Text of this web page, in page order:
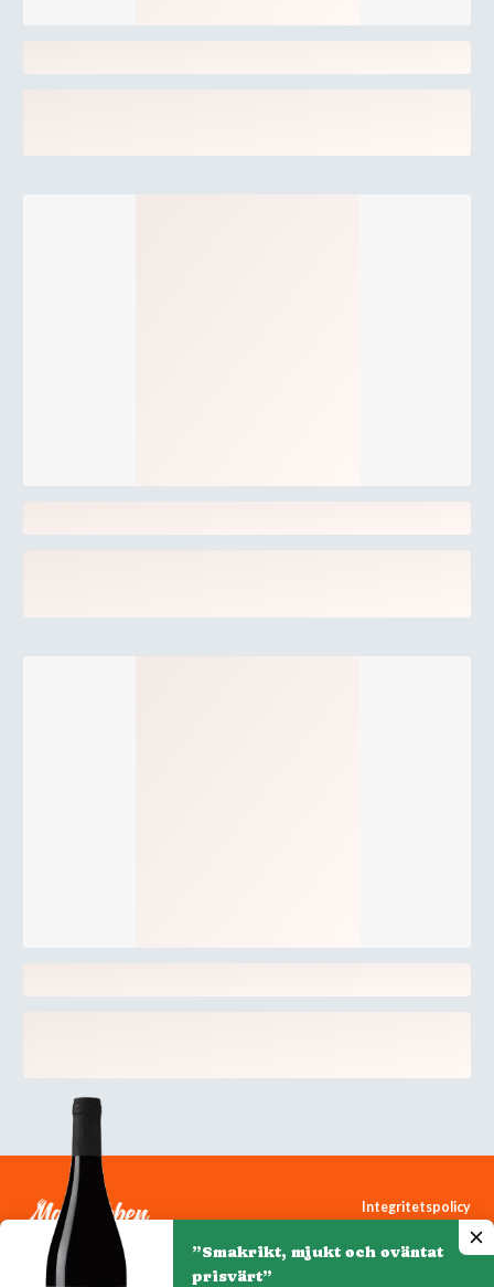
Integritetspolicy
Cookiepolicy
”Smakrikt, mjukt och oväntat
prisvärt”